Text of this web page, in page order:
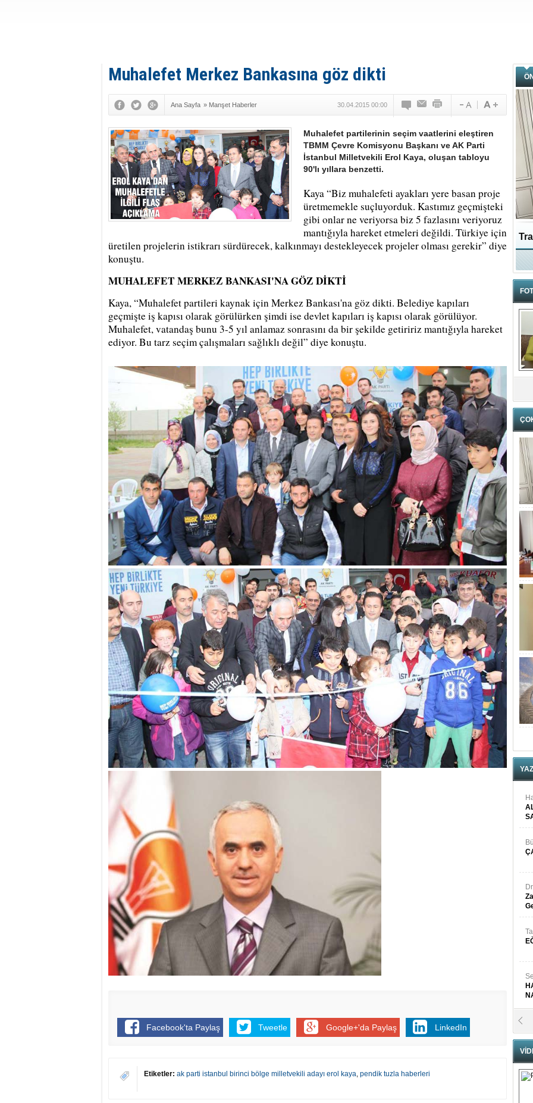
Muhalefet Merkez Bankasına göz dikti
Ana Sayfa » Manşet Haberler 30.04.2015 00:00
Muhalefet partilerinin seçim vaatlerini eleştiren
TBMM Çevre Komisyonu Başkanı ve AK Parti
İstanbul Milletvekili Erol Kaya, oluşan tabloyu
90'lı yıllara benzetti.
Kaya “Biz muhalefeti ayakları yere basan proje
üretmemekle suçluyorduk. Kastımız geçmişteki
gibi onlar ne veriyorsa biz 5 fazlasını veriyoruz
mantığıyla hareket etmeleri değildi. Türkiye için
üretilen projelerin istikrarı sürdürecek, kalkınmayı destekleyecek projeler olması gerekir” diye
konuştu.
MUHALEFET MERKEZ BANKASI'NA GÖZ DİKTİ
Kaya, “Muhalefet partileri kaynak için Merkez Bankası'na göz dikti. Belediye kapıları
geçmişte iş kapısı olarak görülürken şimdi ise devlet kapıları iş kapısı olarak görülüyor.
Muhalefet, vatandaş bunu 3-5 yıl anlamaz sonrasını da bir şekilde getiririz mantığıyla hareket
ediyor. Bu tarz seçim çalışmaları sağlıklı değil” diye konuştu.
Facebook'ta Paylaş Tweetle Google+'da Paylaş LinkedIn
Etiketler: ak parti istanbul birinci bölge milletvekili adayı erol kaya, pendik tuzla haberleri